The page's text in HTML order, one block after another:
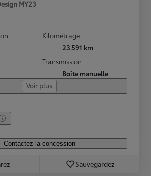
MY23
Kilométrage
23 591 km
Transmission
Boîte manuelle
Voir plus
Contactez la concession
Sauvegardez